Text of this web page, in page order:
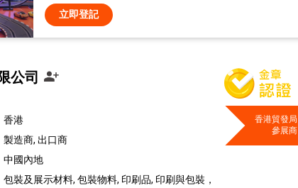
立即登記
公司
香港
製造商, 出口商
中國內地
包裝及展示材料, 包裝物料, 印刷品, 印刷與包裝，
香港貿發局
參展商